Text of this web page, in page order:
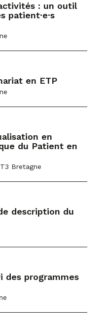
: un outil
patient·e·s
en ETP
en
du Patient en
Bretagne
description du
des programmes